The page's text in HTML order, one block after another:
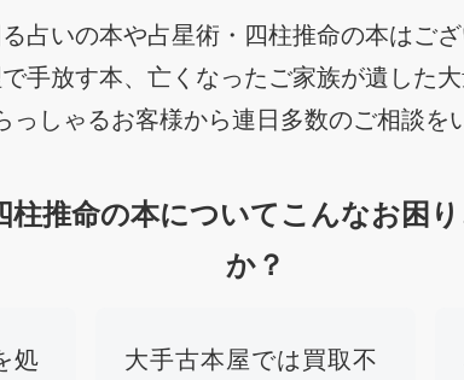
占いの本や占星術・四柱推命の本はご
手放す本、亡くなったご家族が遺した
しゃるお客様から連日多数のご相談を
柱推命の本についてこんなお困
か？
処
大手古本屋では買取不